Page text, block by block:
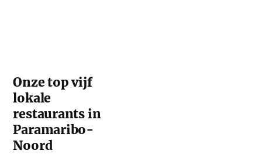
Onze top vijf
lokale
restaurants in
Paramaribo-
Noord